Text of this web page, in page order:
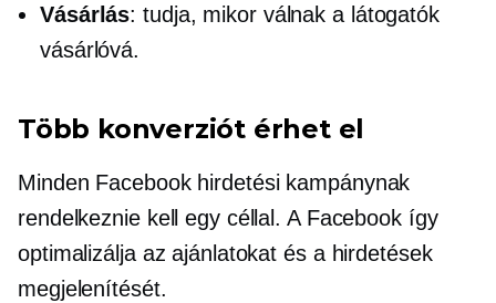
Vásárlás: tudja, mikor válnak a látogatók
vásárlóvá.
Több konverziót érhet el
Minden Facebook hirdetési kampánynak
rendelkeznie kell egy céllal. A Facebook így
optimalizálja az ajánlatokat és a hirdetések
megjelenítését.